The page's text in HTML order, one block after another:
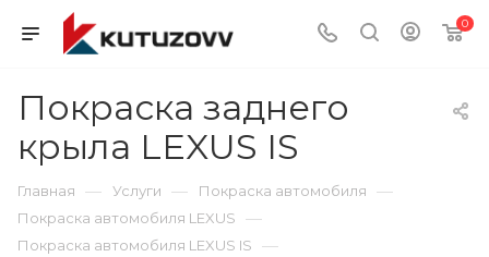
0
Покраска заднего
крыла LEXUS IS
Главная — Услуги — Покраска автомобиля —
Покраска автомобиля LEXUS —
Покраска автомобиля LEXUS IS —